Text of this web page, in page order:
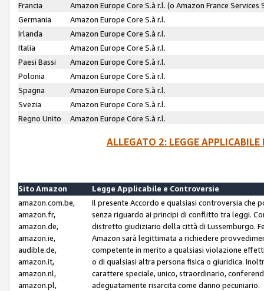
Francia
Amazon Europe Core S.à r.l. (o Amazon France
Germania
Amazon Europe Core S.à r.l.
Irlanda
Amazon Europe Core S.à r.l.
Italia
Amazon Europe Core S.à r.l.
Paesi Bassi
Amazon Europe Core S.à r.l.
Polonia
Amazon Europe Core S.à r.l.
Spagna
Amazon Europe Core S.à r.l.
Svezia
Amazon Europe Core S.à r.l.
Regno Unito
Amazon Europe Core S.à r.l.
ALLEGATO 2: LEGGE
Sito Amazon
Legge Applicabile e Controversie
amazon.com.be,
amazon.fr,
amazon.de,
amazon.ie,
audible.de,
amazon.it,
amazon.nl,
amazon.pl,
Il presente Accordo e qualsiasi controversia che
senza riguardo ai principi di conflitto tra leggi.
distretto giudiziario della città di Lussemburgo.
Amazon sarà legittimata a richiedere
competente in merito a qualsiasi violazione
o di qualsiasi altra persona fisica o giuridica.
carattere speciale, unico, straordinario,
adeguatamente risarcita come danno pecuniario.